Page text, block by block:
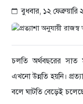
বুধবার, ১২
চলতি অর্থবছরের সাত
এখনো উন্নতি হয়নি।
বলে ঘাটতি বেড়েই